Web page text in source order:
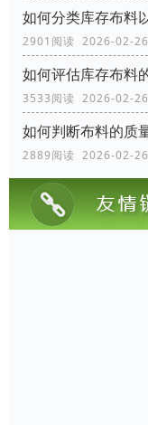
如何分类库存布料
2901阅读 2026-02-
如何评估库存布料
3533阅读 2026-02-
如何判断布料的质
2889阅读 2026-02-